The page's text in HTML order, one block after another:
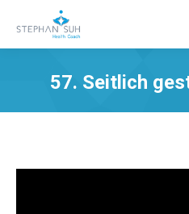
57. Seitlich